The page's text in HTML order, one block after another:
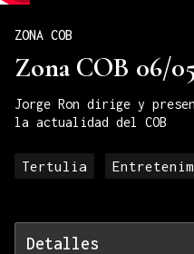
ZONA COB
Zona COB 06/
Jorge Ron dirige y
la actualidad del COB
Tertulia
Detalles